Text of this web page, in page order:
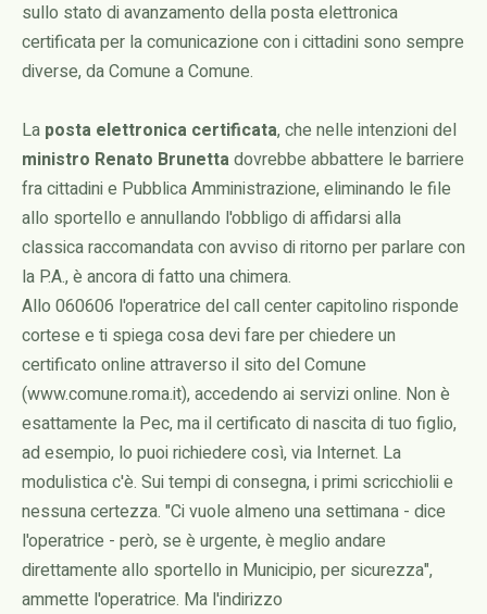
sullo stato di avanzamento della posta elettronica
certificata per la comunicazione con i cittadini sono sempre
diverse, da Comune a Comune.
La posta elettronica certificata, che nelle intenzioni del
ministro Renato Brunettadovrebbe abbattere le barriere
fra cittadini e Pubblica Amministrazione, eliminando le file
allo sportello e annullando l'obbligo di affidarsi alla
classica raccomandata con avviso di ritorno per parlare con
la P.A., è ancora di fatto una chimera.
Allo 060606 l'operatrice del call center capitolino risponde
cortese e ti spiega cosa devi fare per chiedere un
certificato online attraverso il sito del Comune
(www.comune.roma.it), accedendo ai servizi online. Non è
esattamente la Pec, ma il certificato di nascita di tuo figlio,
ad esempio, lo puoi richiedere così, via Internet. La
modulistica c'è. Sui tempi di consegna, i primi scricchiolii e
nessuna certezza. "Ci vuole almeno una settimana - dice
l'operatrice - però, se è urgente, è meglio andare
direttamente allo sportello in Municipio, per sicurezza",
ammette l'operatrice. Ma l'indirizzo